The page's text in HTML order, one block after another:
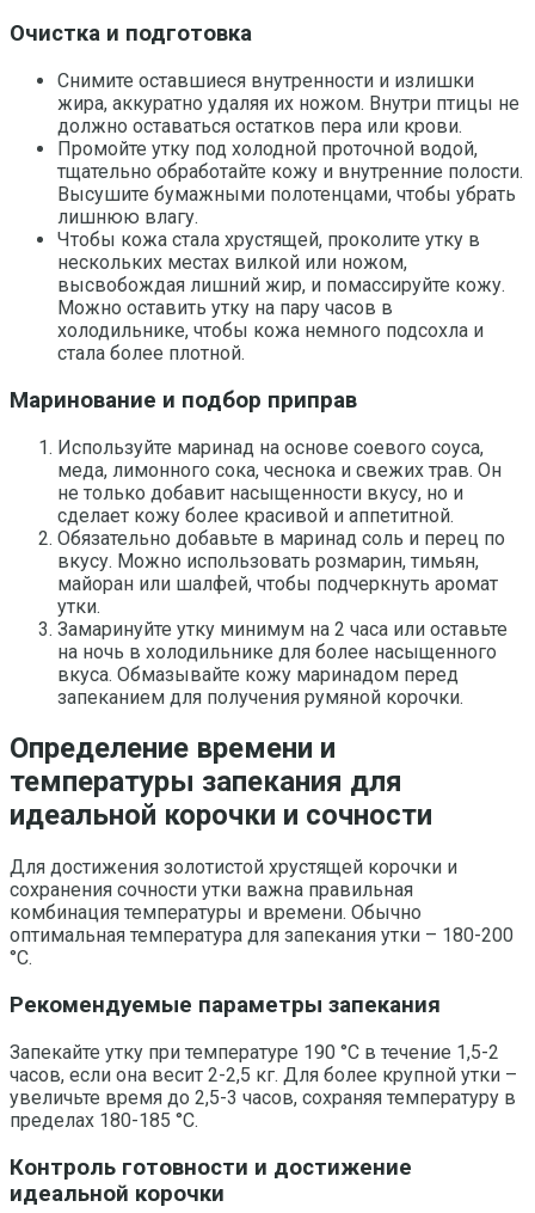
Очистка и подготовка
Снимите оставшиеся внутренности и излишки
жира, аккуратно удаляя их ножом. Внутри птицы не
должно оставаться остатков пера или крови.
Промойте утку под холодной проточной водой,
тщательно обработайте кожу и внутренние полости.
Высушите бумажными полотенцами, чтобы убрать
лишнюю влагу.
Чтобы кожа стала хрустящей, проколите утку в
нескольких местах вилкой или ножом,
высвобождая лишний жир, и помассируйте кожу.
Можно оставить утку на пару часов в
холодильнике, чтобы кожа немного подсохла и
стала более плотной.
Маринование и подбор приправ
Используйте маринад на основе соевого соуса,
меда, лимонного сока, чеснока и свежих трав. Он
не только добавит насыщенности вкусу, но и
сделает кожу более красивой и аппетитной.
Обязательно добавьте в маринад соль и перец по
вкусу. Можно использовать розмарин, тимьян,
майоран или шалфей, чтобы подчеркнуть аромат
утки.
Замаринуйте утку минимум на 2 часа или оставьте
на ночь в холодильнике для более насыщенного
вкуса. Обмазывайте кожу маринадом перед
запеканием для получения румяной корочки.
Определение времени и
температуры запекания для
идеальной корочки и сочности
Для достижения золотистой хрустящей корочки и
сохранения сочности утки важна правильная
комбинация температуры и времени. Обычно
оптимальная температура для запекания утки – 180-200
°C.
Рекомендуемые параметры запекания
Запекайте утку при температуре 190 °C в течение 1,5-2
часов, если она весит 2-2,5 кг. Для более крупной утки –
увеличьте время до 2,5-3 часов, сохраняя температуру в
пределах 180-185 °C.
Контроль готовности и достижение
идеальной корочки